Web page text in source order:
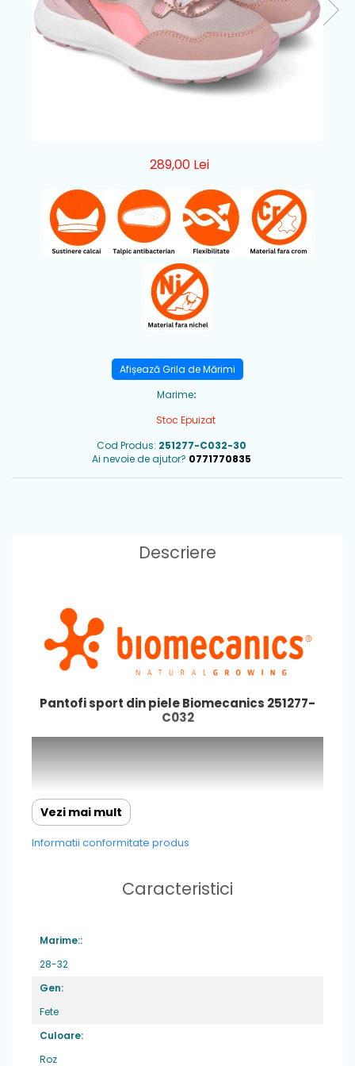
289,00 Lei
Afișează Grila de Mărimi
Marime:
Stoc Epuizat
Cod Produs: 251277-C032-30
Ai nevoie de ajutor? 0771770835
Descriere
Pantofi sport din piele Biomecanics 251277-
C032
Caracteristici
imbunatatire,incaltamintea de inalta
Vezi mai mult
Informatii conformitate produs
Caracteristici
Marime::
28-32
Gen:
Fete
Culoare:
Roz